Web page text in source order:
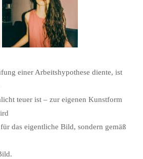
einer Arbeitshypothese diente, ist
teuer ist – zur eigenen Kunstform
für das eigentliche Bild, sondern gemäß